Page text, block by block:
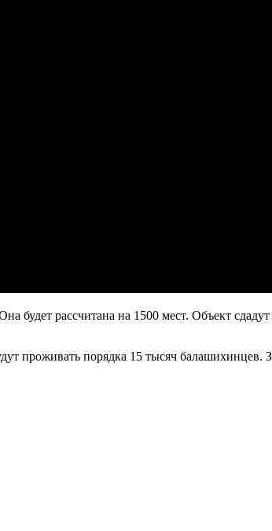
рассчитана на 1500 мест. Объект
проживать порядка 15 тысяч балашихинцев.